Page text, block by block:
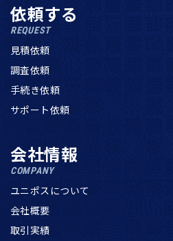
依頼する
REQUEST
見積依頼
調査依頼
手続き依頼
サポート依頼
会社情報
COMPANY
ユニポスについて
会社概要
取引実績